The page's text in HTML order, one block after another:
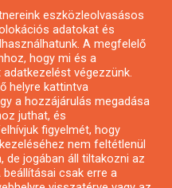
eszközleolvasásos
adatokat és
A megfelelő
hogy mi és a
végezzünk.
helyre kattintva
a hozzájárulás megadása
juthat, és
figyelmét, hogy
nem feltétlenül
de jogában áll tiltakozni az
beállításai csak erre a